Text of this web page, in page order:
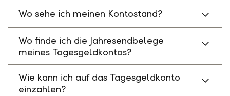
Wo sehe ich meinen Kontostand?
Wo finde ich die Jahresendbelege
meines Tagesgeldkontos?
Wie kann ich auf das Tagesgeldkonto
einzahlen?